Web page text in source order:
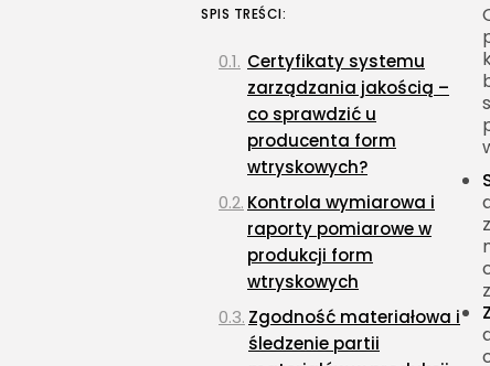
SPIS TREŚCI:
Certyfikaty systemu
zarządzania jakością –
co sprawdzić u
producenta form
wtryskowych?
Kontrola wymiarowa i
raporty pomiarowe w
produkcji form
wtryskowych
Zgodność materiałowa i
śledzenie partii